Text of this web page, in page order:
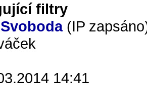
filtry
(IP
14:41